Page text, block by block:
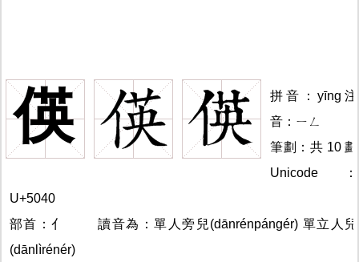
偀
拼音：yīng注
音：ㄧㄥ
筆劃：共 10 劃
Unicode：
U+5040
部首：亻
讀音為：單人旁兒(dānrénpángér) 單立人兒
(dānlìrénér)